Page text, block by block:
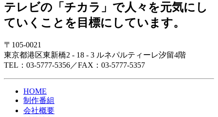
テレビの「チカラ」で人々を元気にし
ていくことを目標にしています。
〒105-0021
東京都港区東新橋2 - 18 - 3 ルネパルティーレ汐留4階
TEL：03-5777-5356／FAX：03-5777-5357
HOME
制作番組
会社概要